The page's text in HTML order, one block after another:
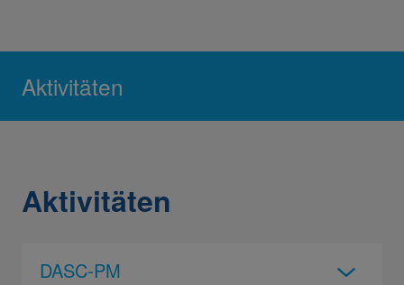
Aktivitäten
Aktivitäten
DASC-PM